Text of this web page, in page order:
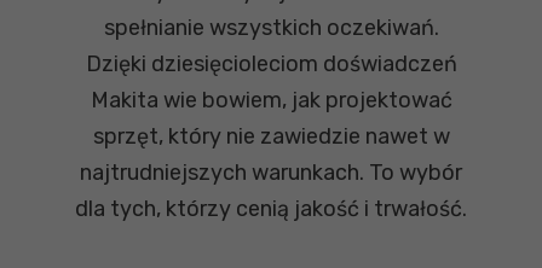
spełnianie wszystkich oczekiwań.
Dzięki dziesięcioleciom doświadczeń
Makita wie bowiem, jak projektować
sprzęt, który nie zawiedzie nawet w
najtrudniejszych warunkach. To wybór
dla tych, którzy cenią jakość i trwałość.